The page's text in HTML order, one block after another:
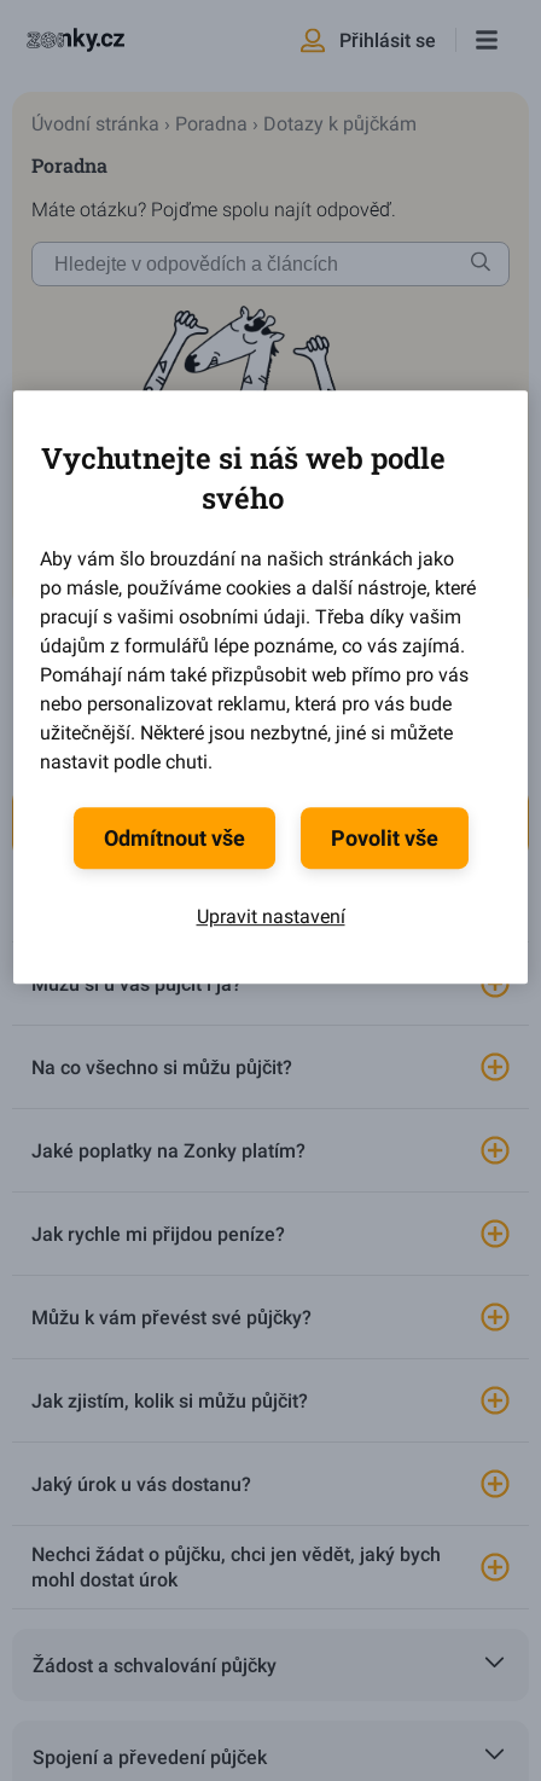
Přihlásit se
Poradna
Máte otázku? Pojďme spolu najít odpověď.
Dotazy k půjčkám
Poradna ›
Úvodní stránka ›
Půjčky Investování
Jak funguje půjčka od Zonky?
Můžu si u vás půjčit i já?
Na co všechno si můžu půjčit?
Jaké poplatky na Zonky platím?
Jak rychle mi přijdou peníze?
Můžu k vám převést své půjčky?
Jak zjistím, kolik si můžu půjčit?
Jaký úrok u vás dostanu?
Nechci žádat o půjčku, chci jen vědět, jaký bych
mohl dostat úrok
Žádost a schvalování půjčky
Spojení a převedení půjček
Vychutnejte si náš web podle
svého
Aby vám šlo brouzdání na našich stránkách jako
po másle, používáme cookies a další nástroje, které
pracují s vašimi osobními údaji. Třeba díky vašim
údajům z formulářů lépe poznáme, co vás zajímá.
Pomáhají nám také přizpůsobit web přímo pro vás
nebo personalizovat reklamu, která pro vás bude
užitečnější. Některé jsou nezbytné, jiné si můžete
nastavit podle chuti.
Upravit nastavení
Odmítnout vše Povolit vše